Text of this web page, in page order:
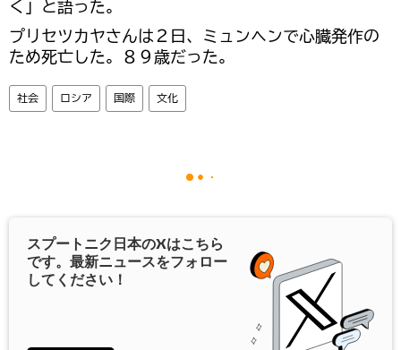
く」と語った。
プリセツカヤさんは２日、ミュンヘンで心臓発作の
ため死亡した。８９歳だった。
社会 ロシア 国際 文化
スプートニク日本のXはこちら
です。最新ニュースをフォロー
してください！